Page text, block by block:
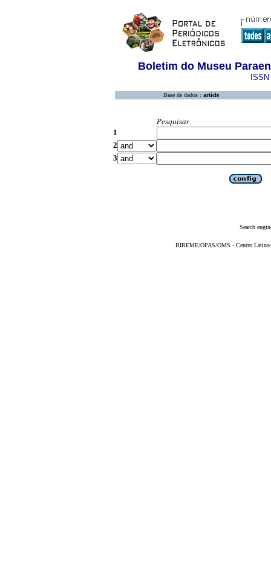
Boletim do Museu
Base de dados : article
Pesquisar
1
2
3
Search
BIREME/OPAS/OMS - Centro Latino-